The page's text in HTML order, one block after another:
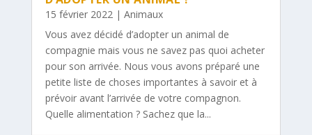
15 février 2022| Animaux
Vous avez décidé d’adopter un animal de
compagnie mais vous ne savez pas quoi acheter
pour son arrivée. Nous vous avons préparé une
petite liste de choses importantes à savoir et à
prévoir avant l’arrivée de votre compagnon.
Quelle alimentation ? Sachez que la...